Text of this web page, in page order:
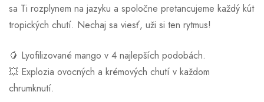
sa Ti rozplynem na jazyku a spoločne pretancujeme každý kút
tropických chutí. Nechaj sa viesť, uži si ten rytmus!
🥭 Lyofilizované mango v 4 najlepších podobách.
💥 Explozia ovocných a krémových chutí v každom
chrumknutí.